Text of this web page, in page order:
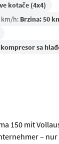
kotače (4x4)
km/h: Brzina: 50
sa
150 mit
–